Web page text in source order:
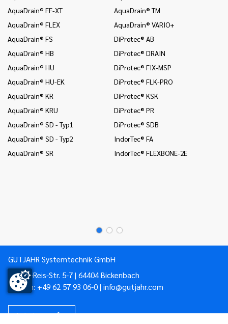
AquaDrain® FF-XT
AquaDrain® FLEX
AquaDrain® FS
AquaDrain® HB
AquaDrain® HU
AquaDrain® HU-EK
AquaDrain® KR
AquaDrain® KRU
AquaDrain® SD - Typ1
AquaDrain® SD - Typ2
AquaDrain® SR
AquaDrain® TM
AquaDrain® VARIO+
DiProtec® AB
DiProtec® DRAIN
DiProtec® FIX-MSP
DiProtec® FLK-PRO
DiProtec® KSK
DiProtec® PR
DiProtec® SDB
IndorTec® FA
IndorTec® FLEXBONE-2E
GUTJAHR Systemtechnik GmbH
Philipp-Reis-Str. 5-7 | 64404 Bickenbach
Telefon: +49 62 57 93 06-0 | info@gutjahr.com
Jetzt anrufen